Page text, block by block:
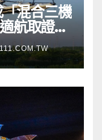
混合三機
航取證階